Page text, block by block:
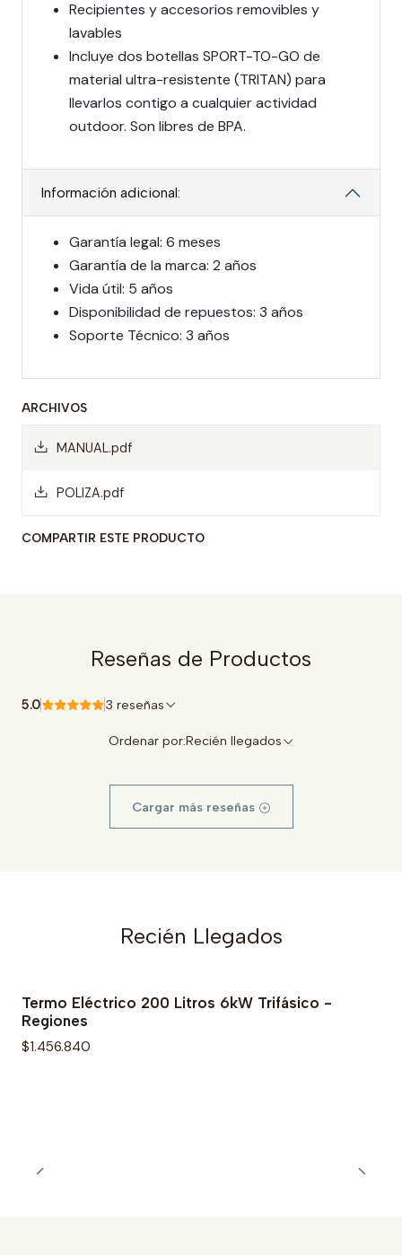
Recipientes y accesorios removibles y
lavables
Incluye dos botellas SPORT-TO-GO de
material ultra-resistente (TRITAN) para
llevarlos contigo a cualquier actividad
outdoor. Son libres de BPA.
Información adicional:
Garantía legal: 6 meses
Garantía de la marca: 2 años
Vida útil: 5 años
Disponibilidad de repuestos: 3 años
Soporte Técnico: 3 años
ARCHIVOS
MANUAL.pdf
POLIZA.pdf
COMPARTIR ESTE PRODUCTO
Reseñas de Productos
5.0 3 reseñas
Ordenar por:Recién llegados
Cargar más reseñas
Recién Llegados
Termo Eléctrico 200 Litros 6kW Trifásico -
Regiones
$1.456.840